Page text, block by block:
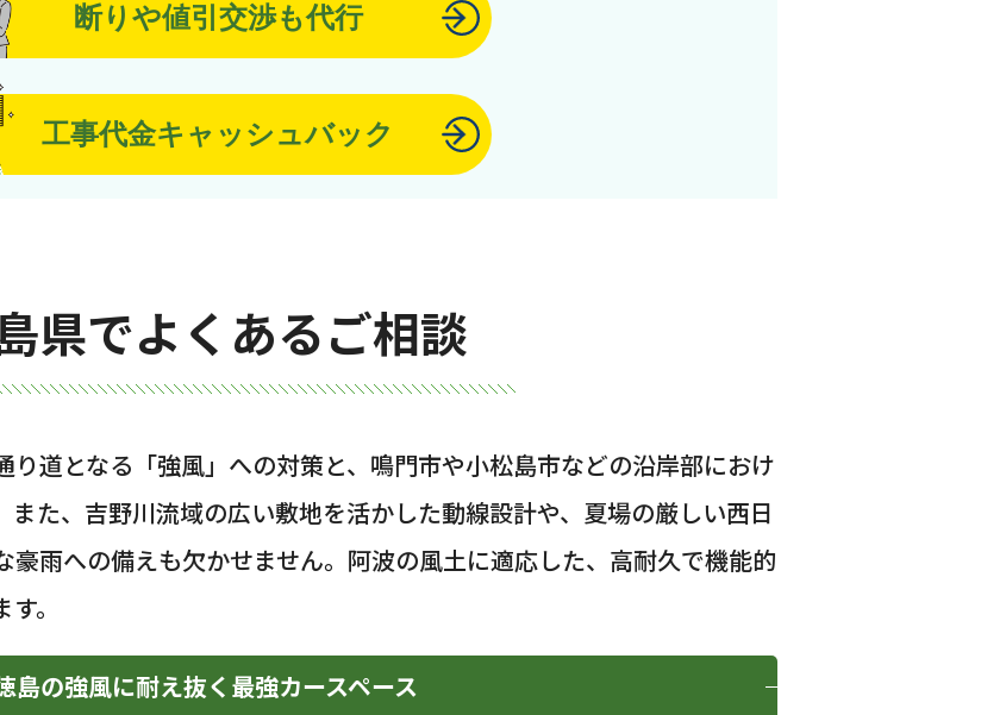
断りや値引交渉も代行
工事代金キャッシュバック
県でよくあるご相談
道となる「強風」への対策と、鳴門市や小松島市などの沿岸部におけ
た、吉野川流域の広い敷地を活かした動線設計や、夏場の厳しい西日
豪雨への備えも欠かせません。阿波の風土に適応した、高耐久で機能的
。
島の強風に耐え抜く最強カースペース